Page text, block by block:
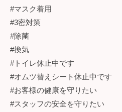
#マスク着用
#3密対策
#除菌
#換気
#トイレ休止中です
#オムツ替えシート休止中です
#お客様の健康を守りたい
#スタッフの安全を守りたい